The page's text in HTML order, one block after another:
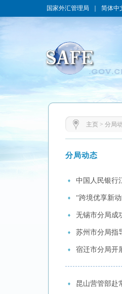
国家外汇管理局 简体中
主页> 分局
分局动态
中国人民银行
“跨境优享新
无锡市分局成
苏州市分局指
宿迁市分局开
昆山营管部赴